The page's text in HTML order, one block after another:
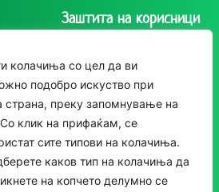
колачиња со цел да ви
подобро искуство при
страна, преку запомнување на
клик на прифаќам, се
сите типови на колачиња.
каков тип на колачиња да
на копчето делумно се
Заштита на корисници
приватност
Политика за колачиња
Следете нè